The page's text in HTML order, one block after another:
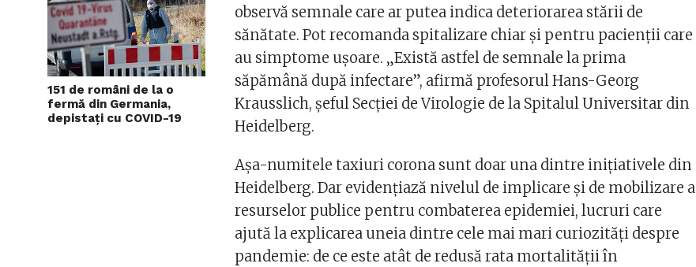
151 de români de la o
fermă din Germania,
depistați cu COVID-19
observă semnale care ar putea indica deteriorarea stării de
sănătate. Pot recomanda spitalizare chiar şi pentru pacienţii care
au simptome uşoare. „Există astfel de semnale la prima
săpămână după infectare”, afirmă profesorul Hans-Georg
Krausslich, şeful Secţiei de Virologie de la Spitalul Universitar din
Heidelberg.
Aşa-numitele taxiuri corona sunt doar una dintre iniţiativele din
Heidelberg. Dar evidenţiază nivelul de implicare şi de mobilizare a
resurselor publice pentru combaterea epidemiei, lucruri care
ajută la explicarea uneia dintre cele mai mari curiozităţi despre
pandemie: de ce este atât de redusă rata mortalităţii în